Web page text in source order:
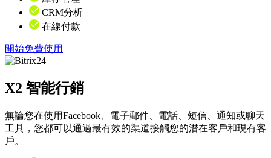
CRM分析
在線付款
開始免費使用
X2 智能行銷
無論您在使用Facebook、電子郵件、電話、短信、通知或聊天
工具，您都可以通過最有效的渠道接觸您的潛在客戶和現有客
戶。